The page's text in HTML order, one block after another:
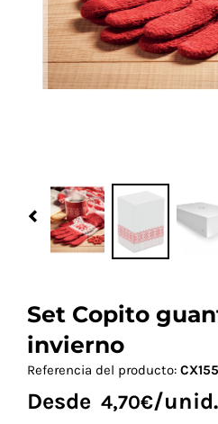
Más Regalos
Previous
Set Copito
invierno
Referencia del producto:
Desde 4,70€/unid.